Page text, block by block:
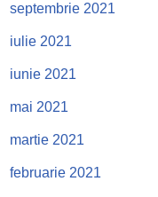
septembrie 2021
iulie 2021
iunie 2021
mai 2021
martie 2021
februarie 2021